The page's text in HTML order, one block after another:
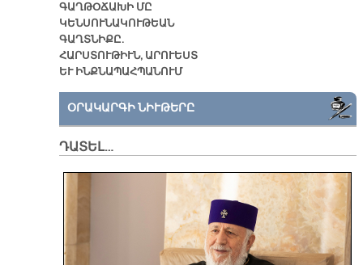
ԳԱՂԹՕՃԱԽԻ ՄԸ
ԿԵՆՍՈՒՆԱԿՈՒԹԵԱՆ
ԳԱՂՏՆԻՔԸ.
ՀԱՐՍՏՈՒԹԻՒՆ, ԱՐՈՒԵՍՏ
ԵՒ ԻՆՔՆԱՊԱՀՊԱՆՈՒՄ
ՕՐԱԿԱՐԳԻ ՆԻՒԹԵՐԸ
ԴԱՏԵԼ…